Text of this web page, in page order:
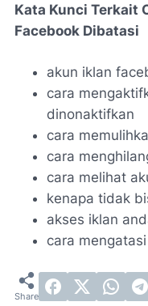
Kata Kunci Terkait
Facebook Dibatasi
akun iklan
cara
dinonaktifkan
cara
cara
cara melihat
kenapa tidak
akses iklan
cara